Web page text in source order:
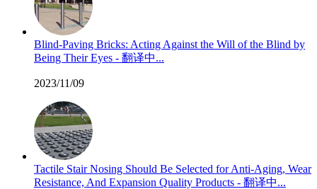
Blind-Paving Bricks: Acting Against the Will of the Blind by
Being Their Eyes - 翻译中...
2023/11/09
Tactile Stair Nosing Should Be Selected for Anti-Aging, Wear
Resistance, And Expansion Quality Products - 翻译中...